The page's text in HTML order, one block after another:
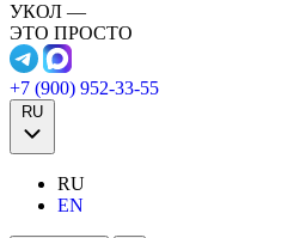
УКОЛ —
ЭТО ПРОСТО
+7 (900) 952-33-55
RU
RU
EN